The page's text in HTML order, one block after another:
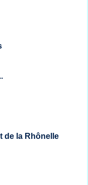
de la Rhônelle